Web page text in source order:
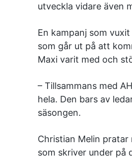
utveckla vidare även
En kampanj som
som går ut på att
Maxi varit med och
– Tillsammans med
hela. Den bars av
säsongen.
Christian Melin
som skriver under på